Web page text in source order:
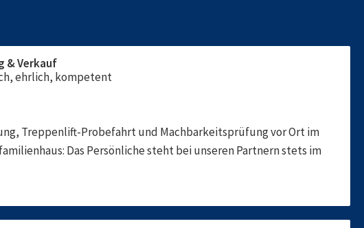
& Verkauf
ehrlich, kompetent
Treppenlift-Probefahrt und Machbarkeitsprüfung vor Ort im
Das Persönliche steht bei unseren Partnern stets im